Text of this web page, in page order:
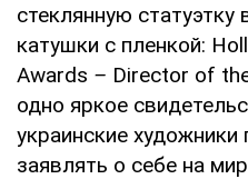
стеклянную
катушки с пленкой:
Awards – Director of
одно яркое
украинские
заявлять о себе на